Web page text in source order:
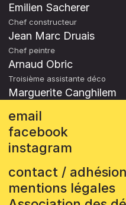
Emilien Sacherer
Chef constructeur
Jean Marc Druais
Chef peintre
Arnaud Obric
Troisième assistante déco
Marguerite Canghilem
email
facebook
instagram
contact / adhésion
mentions légales